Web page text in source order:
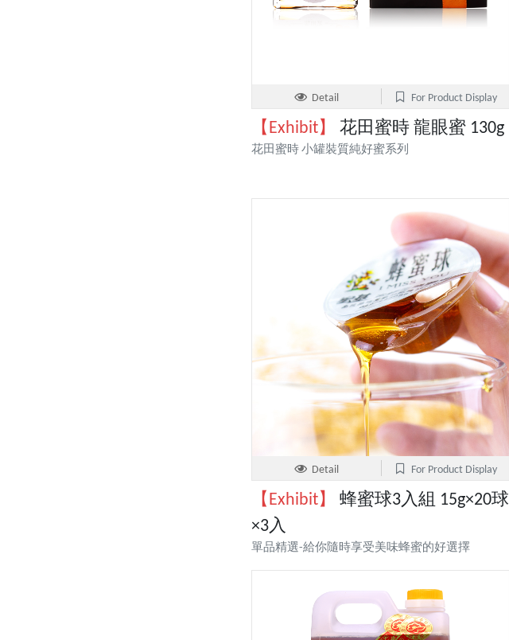
Detail For Product Display
【Exhibit】 花田蜜時 龍眼蜜 130g
花田蜜時 小罐裝質純好蜜系列
Detail For Product Display
【Exhibit】
蜂蜜球3入組 15g×20球
×3入
單品精選-給你隨時享受美味蜂蜜的好選擇